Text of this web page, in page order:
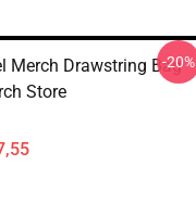
Merch Drawstring Bag
Store
-20%